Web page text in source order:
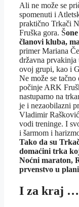
Ali ne može se
spomenuti i
praktično Trkači
Fruška gora. Š
članovi kluba,
primer Mariana
državna prvakinja
ovoj grupi, kao i
Ne može se
počinje ARK
nastupamo na
je i nezaobilazni
Vladimir
vodi treninge. I
i šarmom i
Tako da su
domaćini trka
Noćni maraton,
prvenstvo u
I za kraj …